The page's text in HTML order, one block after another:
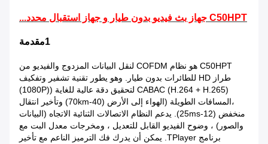
C50HPT جهاز بث فيديو بدون طيار و جهاز استقبال محدد...
1مقدمة
C50HPT هو نظام COFDM لنقل البيانات المزدوج والفيديو من
طراز HD للطائرات بدون طيار. وهو يطور تقنية تشفير وتفكيف
CABAC (H.264 + H.265) لتحقيق دقة عالية للغاية ((1080P)
،المسافات الطويلة (الهواء إلى الأرض (40-70km) وتأخير انتقال
منخفض (12-25ms). يدعم النظام الاتصالات الثنائية الاتجاه (البيانات
والصور) ، وضوح الفيديو القابل للتعديل ، ومخرجات معدل البت مع
برنامج TPlayer. يمكن أن يدرك فك الترميز الناعم مع تأخير